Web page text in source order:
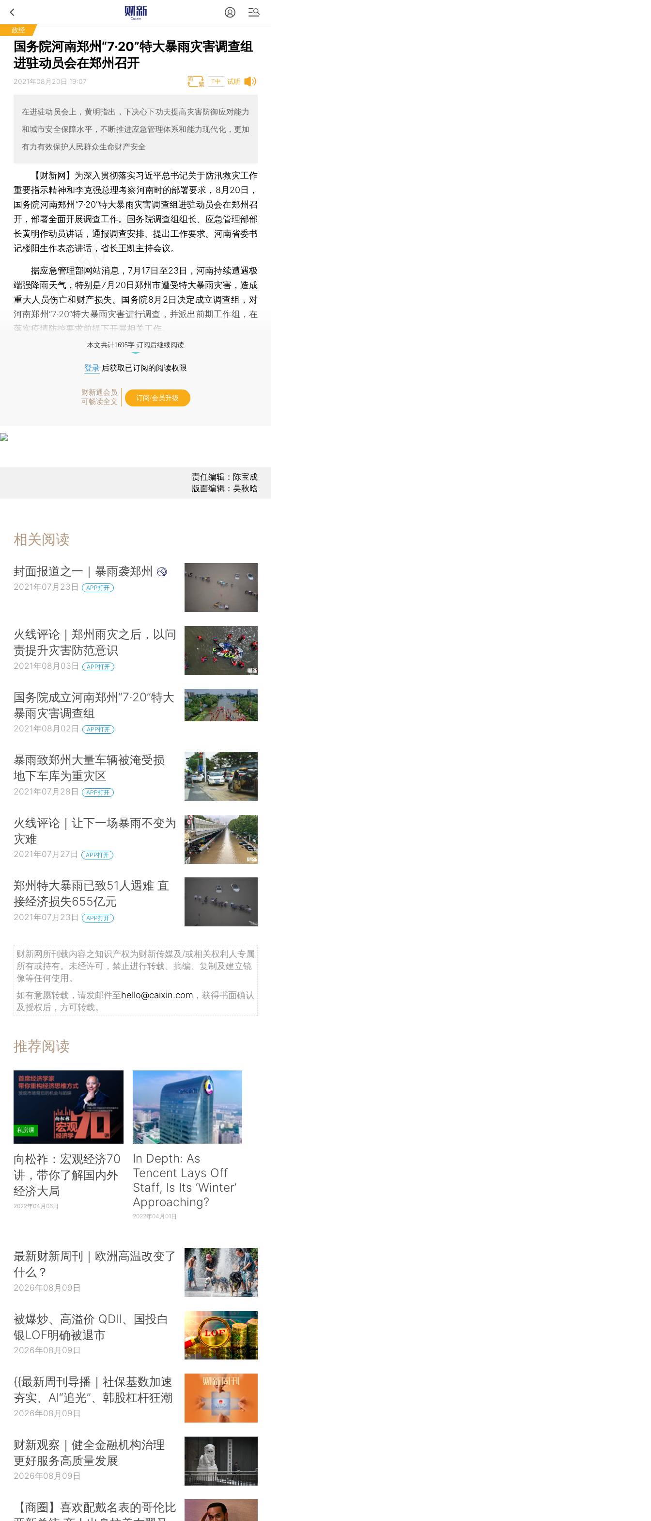
政经
国务院河南郑州“7·20”特大暴雨灾害调查组
进驻动员会在郑州召开
试听
2021年08月20日 19:07 T中
在进驻动员会上，黄明指出，下决心下功夫提高灾害防御应对能力
和城市安全保障水平，不断推进应急管理体系和能力现代化，更加
有力有效保护人民群众生命财产安全
【财新网】 为深入贯彻落实习近平总书记关于防汛救灾工作
重要指示精神和李克强总理考察河南时的部署要求，8月20日，
国务院河南郑州“7·20”特大暴雨灾害调查组进驻动员会在郑州召
开，部署全面开展调查工作。国务院调查组组长、应急管理部部
长黄明作动员讲话，通报调查安排、提出工作要求。河南省委书
记楼阳生作表态讲话，省长王凯主持会议。
据应急管理部网站消息，7月17日至23日，河南持续遭遇极
端强降雨天气，特别是7月20日郑州市遭受特大暴雨灾害，造成
重大人员伤亡和财产损失。国务院8月2日决定成立调查组，对
河南郑州“7·20”特大暴雨灾害进行调查，并派出前期工作组，在
落实疫情防控要求前提下开展相关工作。
本文共计1695字 订阅后继续阅读
登录 后获取已订阅的阅读权限
财新通会员
可畅读全文
订阅/会员升级
责任编辑：陈宝成
版面编辑：吴秋晗
相关阅读
封面报道之一｜暴雨袭郑州
2021年07月23日 APP打开
火线评论｜郑州雨灾之后，以问
责提升灾害防范意识
2021年08月03日 APP打开
国务院成立河南郑州“7·20”特大
暴雨灾害调查组
2021年08月02日 APP打开
暴雨致郑州大量车辆被淹受损
地下车库为重灾区
2021年07月28日 APP打开
火线评论｜让下一场暴雨不变为
灾难
2021年07月27日 APP打开
郑州特大暴雨已致51人遇难 直
接经济损失655亿元
2021年07月23日 APP打开
财新网所刊载内容之知识产权为财新传媒及/或相关权利人专属
所有或持有。未经许可，禁止进行转载、摘编、复制及建立镜
像等任何使用。
如有意愿转载，请发邮件至hello@caixin.com ，获得书面确认
及授权后，方可转载。
推荐阅读
私房课
向松祚：宏观经济70
讲，带你了解国内外
经济大局
2022年04月06日
In Depth: As
Tencent Lays Off
Staff, Is Its ‘Winter’
Approaching?
2022年04月01日
最新财新周刊｜欧洲高温改变了
什么？
2026年08月09日
被爆炒、高溢价 QDII、国投白
银LOF明确被退市
2026年08月09日
{{最新周刊导播｜社保基数加速
夯实、AI“追光”、韩股杠杆狂潮
2026年08月09日
财新观察｜健全金融机构治理
更好服务高质量发展
2026年08月09日
【商圈】喜欢配戴名表的哥伦比